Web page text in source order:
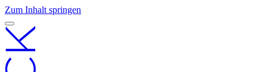
Zum Inhalt springen